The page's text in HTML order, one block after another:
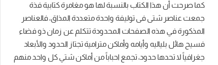
كما صرحت أن هذا الكتاب بالنسبة لها هو مغامرة كتابية فذة
جمعت عناصر شتى فى توليفة واحدة متعددة المذاق، فالعناصر
المذكورة في هذه الصفحات المحدودة تتكلم عن زمان ذو فضاء
فسيح هائل بلياليه وأيامه وأماكن مترامية تجتاز الحدود والأبعاد
جغرافياً لا تحدها حدود، تجمع احباباً من أماكن شتي كل واحد منهم